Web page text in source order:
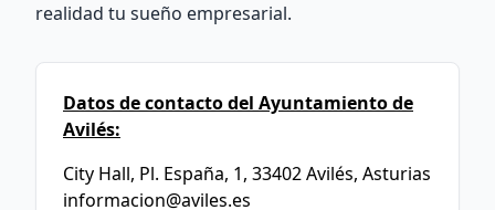
realidad tu sueño empresarial.
Datos de contacto del Ayuntamiento de
Avilés:
City Hall, Pl. España, 1, 33402 Avilés, Asturias
informacion@aviles.es